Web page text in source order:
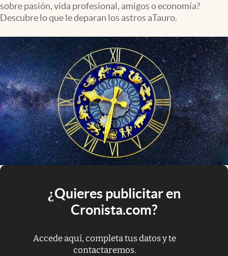
sobre pasión, vida profesional, amigos o economía?
Descubre lo que le deparan los astros aTauro.
¿Quieres publicitar en
Cronista.com?
Accede aquí, completa tus datos y te
contactaremos.